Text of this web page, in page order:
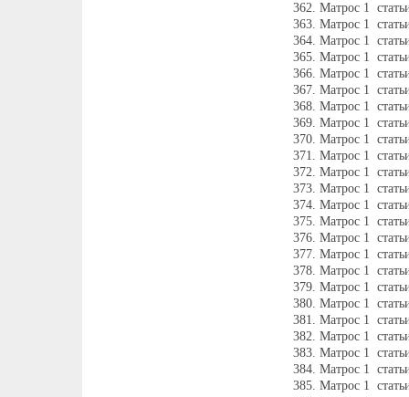
Матрос 1
Матрос 1
Матрос 1
Матрос 1
Матрос 1
Матрос 1
Матрос 1
Матрос 1
Матрос 1
Матрос 1
Матрос 1
Матрос 1
Матрос 1
Матрос 1
Матрос 1
Матрос 1
Матрос 1
Матрос 1
Матрос 1
Матрос 1
Матрос 1
Матрос 1
Матрос 1
Матрос 1